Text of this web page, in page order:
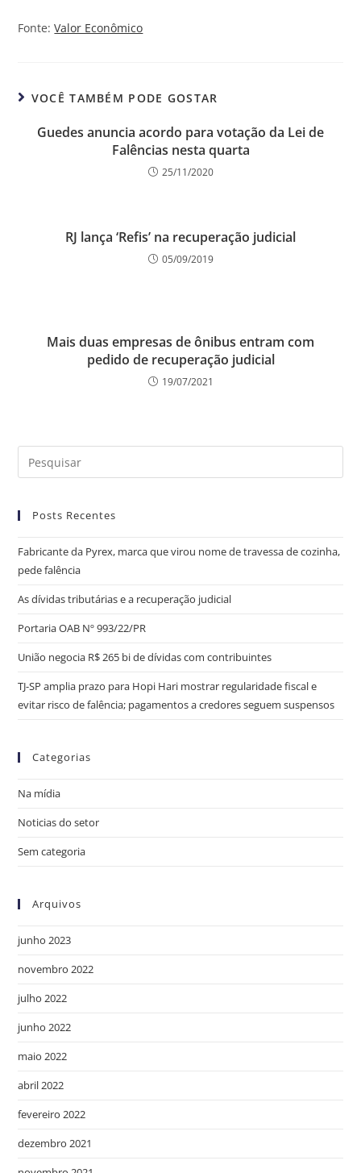
Fonte:Valor Econômico
VOCÊ TAMBÉM PODE GOSTAR
Guedes anuncia acordo para votação da Lei de
Falências nesta quarta
25/11/2020
RJ lança ‘Refis’ na recuperação judicial
05/09/2019
Mais duas empresas de ônibus entram com
pedido de recuperação judicial
19/07/2021
Posts Recentes
Fabricante da Pyrex, marca que virou nome de travessa de cozinha,
pede falência
As dívidas tributárias e a recuperação judicial
Portaria OAB Nº 993/22/PR
União negocia R$ 265 bi de dívidas com contribuintes
TJ-SP amplia prazo para Hopi Hari mostrar regularidade fiscal e
evitar risco de falência; pagamentos a credores seguem suspensos
Categorias
Na mídia
Noticias do setor
Sem categoria
Arquivos
junho 2023
novembro 2022
julho 2022
junho 2022
maio 2022
abril 2022
fevereiro 2022
dezembro 2021